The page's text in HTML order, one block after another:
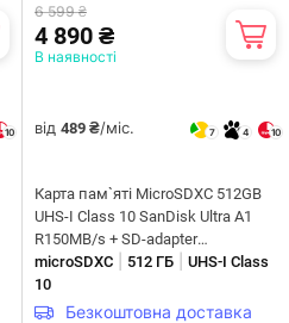
10
6 599 ₴
4 890 ₴
В наявності
від 489 ₴/міс. 7 4 10
Карта пам`ятi MicroSDXC 512GB
UHS-I Class 10 SanDisk Ultra A1
R150MB/s + SD-adapter
(SDSQUAC-512G-GN6MA)
microSDXC 512 ГБ
UHS-I Class
10
Безкоштовна доставка